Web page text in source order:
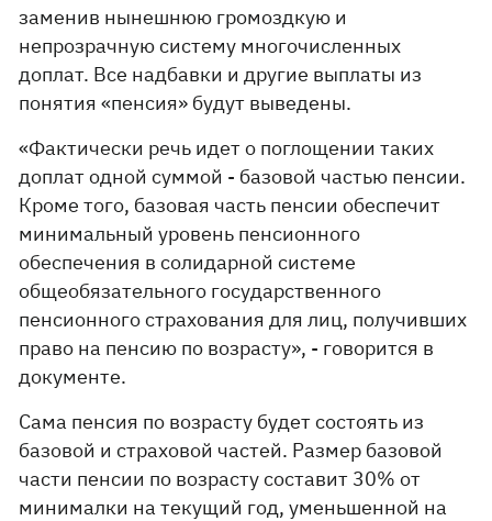
заменив нынешнюю громоздкую и
непрозрачную систему многочисленных
доплат. Все надбавки и другие выплаты из
понятия «пенсия» будут выведены.
«Фактически речь идет о поглощении таких
доплат одной суммой - базовой частью пенсии.
Кроме того, базовая часть пенсии обеспечит
минимальный уровень пенсионного
обеспечения в солидарной системе
общеобязательного государственного
пенсионного страхования для лиц, получивших
право на пенсию по возрасту», - говорится в
документе.
Сама пенсия по возрасту будет состоять из
базовой и страховой частей. Размер базовой
части пенсии по возрасту составит 30% от
минималки на текущий год, уменьшенной на